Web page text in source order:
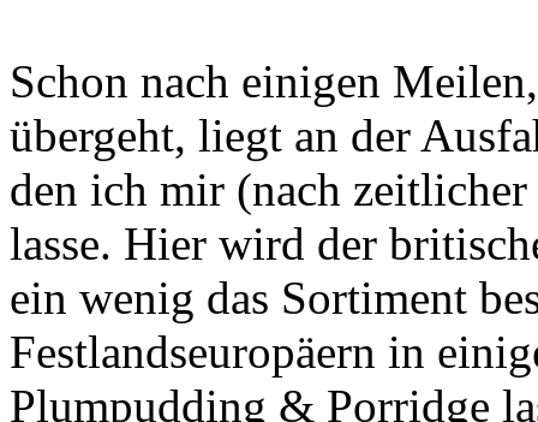
Schon nach einigen
übergeht, liegt an der
den ich mir (nach
lasse. Hier wird der
ein wenig das Sortiment
Festlandseuropäern in
Plumpudding & Porridge